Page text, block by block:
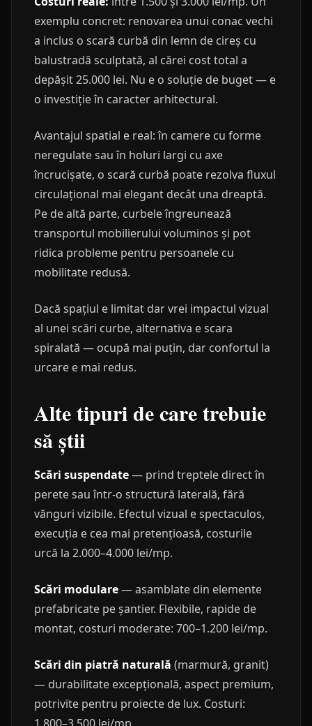
exemplu concret: renovarea unui conac vechi
a inclus o scară curbă din lemn de cireș cu
balustradă sculptată, al cărei cost total a
depășit 25.000 lei. Nu e o soluție de buget — e
o investiție în caracter arhitectural.
Avantajul spatial e real: în camere cu forme
neregulate sau în holuri largi cu axe
încrucișate, o scară curbă poate rezolva fluxul
circulațional mai elegant decât una dreaptă.
Pe de altă parte, curbele îngreunează
transportul mobilierului voluminos și pot
ridica probleme pentru persoanele cu
mobilitate redusă.
Dacă spațiul e limitat dar vrei impactul vizual
al unei scări curbe, alternativa e scara
spiralată — ocupă mai puțin, dar confortul la
urcare e mai redus.
Alte tipuri de care trebuie
să știi
Scări suspendate— prind treptele direct în
perete sau într-o structură laterală, fără
vănguri vizibile. Efectul vizual e spectaculos,
execuția e cea mai pretențioasă, costurile
urcă la 2.000–4.000 lei/mp.
Scări modulare— asamblate din elemente
prefabricate pe șantier. Flexibile, rapide de
montat, costuri moderate: 700–1.200 lei/mp.
Scări din piatră naturală (marmură, granit)
— durabilitate excepțională, aspect premium,
potrivite pentru proiecte de lux. Costuri: